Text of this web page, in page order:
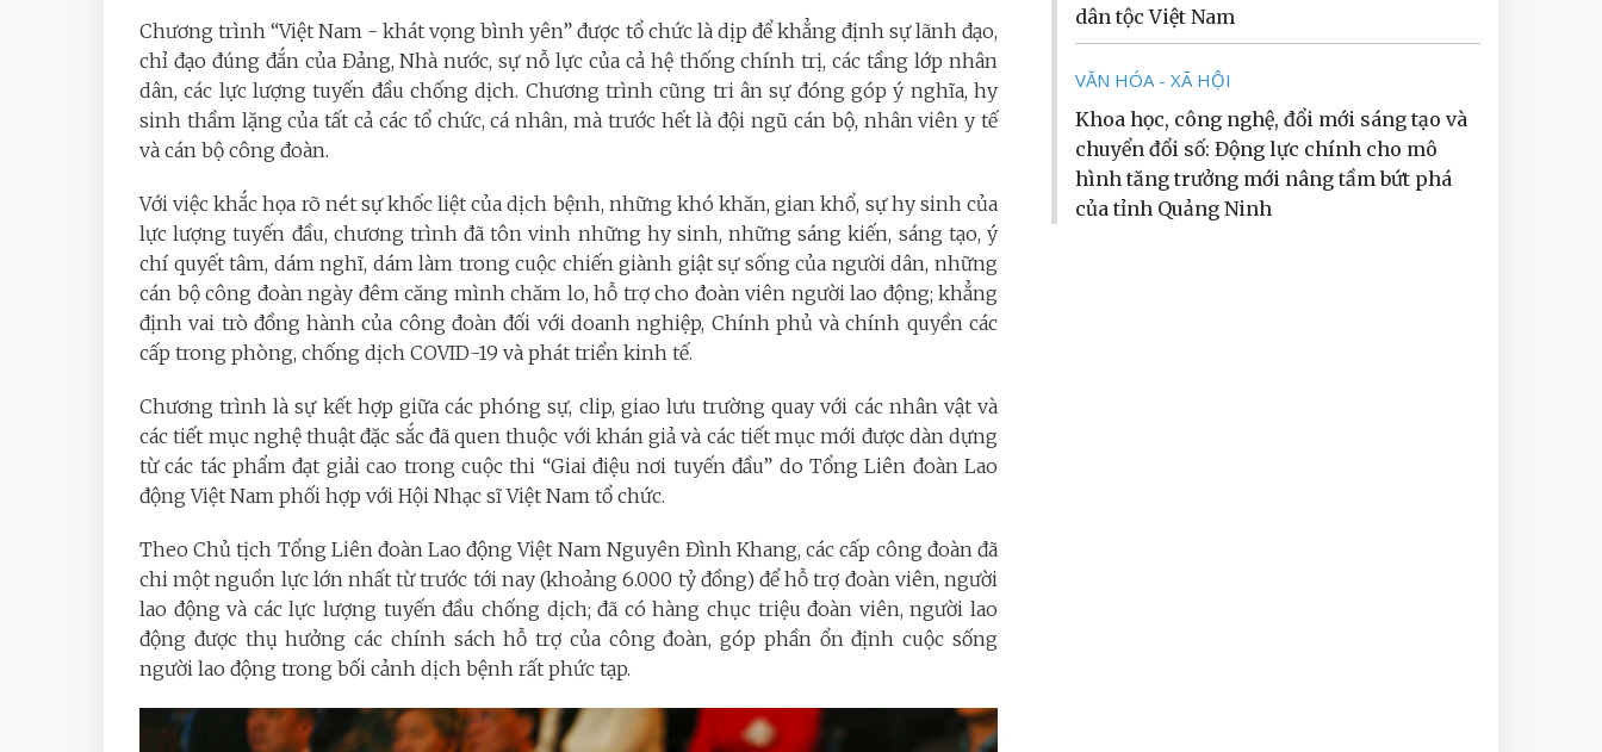
Chương trình “Việt Nam - khát vọng bình yên” được tổ chức là dịp để khẳng định sự lãnh đạo,
chỉ đạo đúng đắn của Đảng, Nhà nước, sự nỗ lực của cả hệ thống chính trị, các tầng lớp nhân
dân, các lực lượng tuyến đầu chống dịch. Chương trình cũng tri ân sự đóng góp ý nghĩa, hy
sinh thầm lặng của tất cả các tổ chức, cá nhân, mà trước hết là đội ngũ cán bộ, nhân viên y tế
và cán bộ công đoàn.
Với việc khắc họa rõ nét sự khốc liệt của dịch bệnh, những khó khăn, gian khổ, sự hy sinh của
lực lượng tuyến đầu, chương trình đã tôn vinh những hy sinh, những sáng kiến, sáng tạo, ý
chí quyết tâm, dám nghĩ, dám làm trong cuộc chiến giành giật sự sống của người dân, những
cán bộ công đoàn ngày đêm căng mình chăm lo, hỗ trợ cho đoàn viên người lao động; khẳng
định vai trò đồng hành của công đoàn đối với doanh nghiệp, Chính phủ và chính quyền các
cấp trong phòng, chống dịch COVID-19 và phát triển kinh tế.
Chương trình là sự kết hợp giữa các phóng sự, clip, giao lưu trường quay với các nhân vật và
các tiết mục nghệ thuật đặc sắc đã quen thuộc với khán giả và các tiết mục mới được dàn dựng
từ các tác phẩm đạt giải cao trong cuộc thi “Giai điệu nơi tuyến đầu” do Tổng Liên đoàn Lao
động Việt Nam phối hợp với Hội Nhạc sĩ Việt Nam tổ chức.
Theo Chủ tịch Tổng Liên đoàn Lao động Việt Nam Nguyên Đình Khang, các cấp công đoàn đã
chi một nguồn lực lớn nhất từ trước tới nay (khoảng 6.000 tỷ đồng) để hỗ trợ đoàn viên, người
lao động và các lực lượng tuyến đầu chống dịch; đã có hàng chục triệu đoàn viên, người lao
động được thụ hưởng các chính sách hỗ trợ của công đoàn, góp phần ổn định cuộc sống
người lao động trong bối cảnh dịch bệnh rất phức tạp.
dân tộc Việt Nam
VĂN HÓA - XÃ HỘI
Khoa học, công nghệ, đổi mới sáng tạo và
chuyển đổi số: Động lực chính cho mô
hình tăng trưởng mới nâng tầm bứt phá
của tỉnh Quảng Ninh